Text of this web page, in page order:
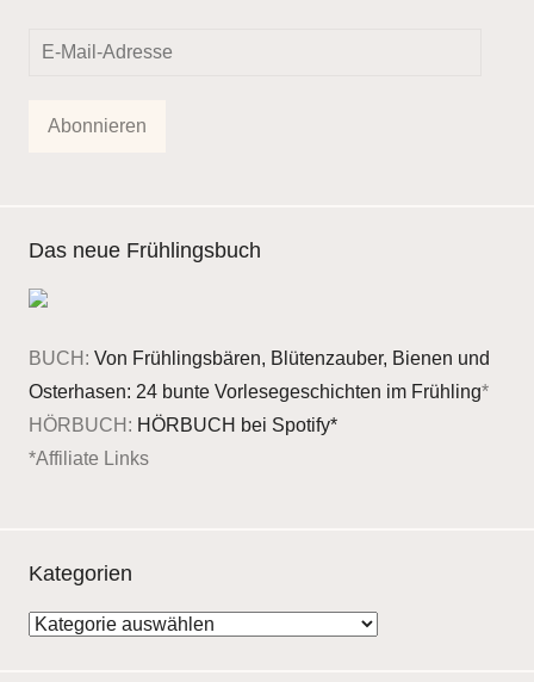
E-
Abonnieren
Das neue Frühlingsbuch
BUCH: Von Frühlingsbären, Blütenzauber, Bienen und
Osterhasen: 24 bunte Vorlesegeschichten im Frühling*
HÖRBUCH: HÖRBUCH bei Spotify*
*Affiliate Links
Kategorien
Kategorien